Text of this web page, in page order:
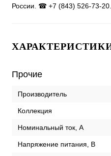
России. ☎ +7 (843) 526-73-20.
Прочие
Производитель
Коллекция
Номинальный ток, А
Напряжение питания, В